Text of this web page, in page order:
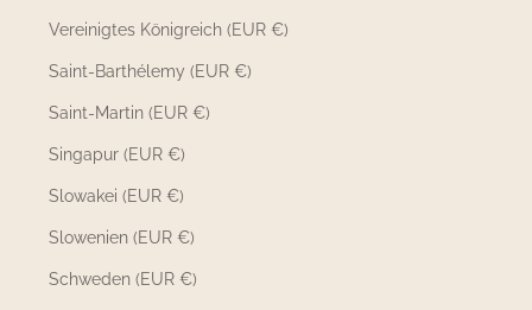
Vereinigtes Königreich (EUR €)
Saint-Barthélemy (EUR €)
Saint-Martin (EUR €)
Singapur (EUR €)
Slowakei (EUR €)
Slowenien (EUR €)
Schweden (EUR €)